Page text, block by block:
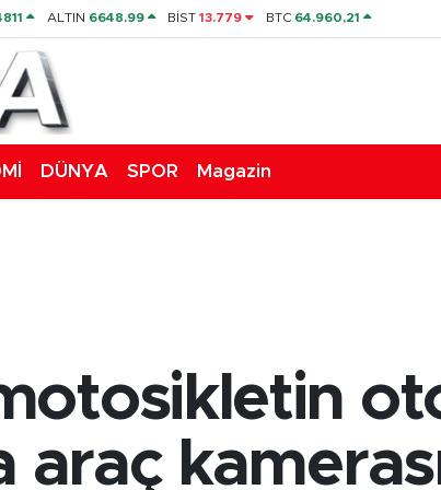
ALTIN 6648.99 BİST13.779 BTC 64.960,21
DÜNYA SPOR Magazin
araç